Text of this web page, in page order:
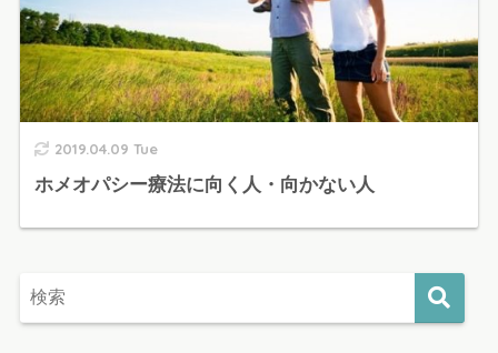
2019.04.09 Tue
ホメオパシー療法に向く人・向かない人